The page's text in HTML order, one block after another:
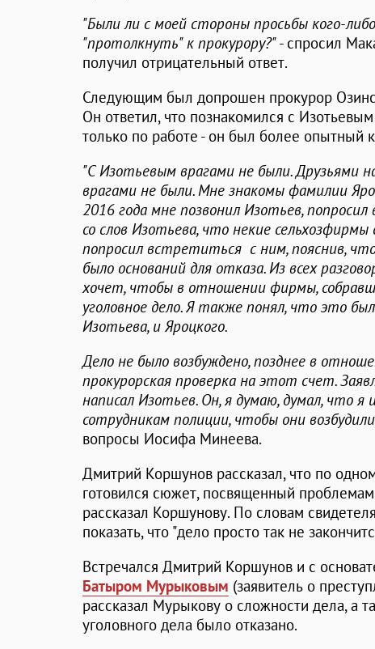
"Были ли с моей стороны просьбы кого-
"протолкнуть" к прокурору?"- спросил
получил отрицательный ответ.
Следующим был допрошен прокурор
Он ответил, что познакомился с
только по работе - он был более опытный
"С Изотьевым врагами не были. Друзьями
врагами не были. Мне знакомы фамилии
2016 года мне позвонил Изотьев,
со слов Изотьева, что некие
попросил встретиться с ним, пояснив,
было оснований для отказа. Из всех
хочет, чтобы в отношении фирмы,
уголовное дело. Я также понял, что это
Изотьева, и Яроцкого.
Дело не было возбуждено, позднее в
прокурорская проверка на этот счет.
написал Изотьев. Он, я думаю, думал, что я
сотрудникам полиции, чтобы они
вопросы Иосифа Минеева.
Дмитрий Коршунов рассказал, что по
готовился сюжет, посвященный
рассказал Коршунову. По словам
показать, что "дело просто так не
Встречался Дмитрий Коршунов и с
Батыром Мурыковым (заявитель о
рассказал Мурыкову о сложности дела, а
уголовного дела было отказано.